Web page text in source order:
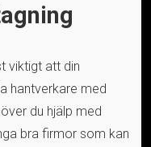
viktigt att din
hantverkare med
du hjälp med
bra firmor som kan